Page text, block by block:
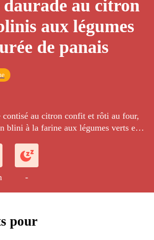
au citron
aux légumes
de panais
contisé au citron confit et rôti au four,
blini à la farine aux légumes verts et
-
pour